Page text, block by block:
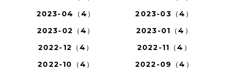
2023-04（4）
2023-03（4）
2023-02（4）
2023-01（4）
2022-12（4）
2022-11（4）
2022-10（4）
2022-09（4）